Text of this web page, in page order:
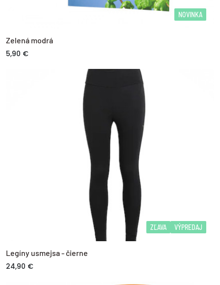
NOVINKA
Zelená modrá
5,90 €
ZĽAVA VÝPREDAJ
Legíny usmejsa - čierne
24,90 €